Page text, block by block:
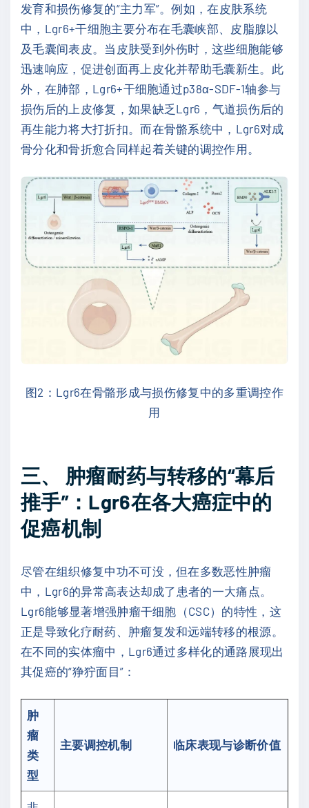
发育和损伤修复的“主力军”。例如，在皮肤系统
中，Lgr6+干细胞主要分布在毛囊峡部、皮脂腺以
及毛囊间表皮。当皮肤受到外伤时，这些细胞能够
迅速响应，促进创面再上皮化并帮助毛囊新生。此
外，在肺部，Lgr6+干细胞通过p38α-SDF-1轴参与
损伤后的上皮修复，如果缺乏Lgr6，气道损伤后的
再生能力将大打折扣。而在骨骼系统中，Lgr6对成
骨分化和骨折愈合同样起着关键的调控作用。
图2：Lgr6在骨骼形成与损伤修复中的多重调控作
用
三、 肿瘤耐药与转移的“幕后
推手”：Lgr6在各大癌症中的
促癌机制
尽管在组织修复中功不可没，但在多数恶性肿瘤
中，Lgr6的异常高表达却成了患者的一大痛点。
Lgr6能够显著增强肿瘤干细胞（CSC）的特性，这
正是导致化疗耐药、肿瘤复发和远端转移的根源。
在不同的实体瘤中，Lgr6通过多样化的通路展现出
其促癌的“狰狞面目”：
肿
瘤
类
型
主要调控机制 临床表现与诊断价值